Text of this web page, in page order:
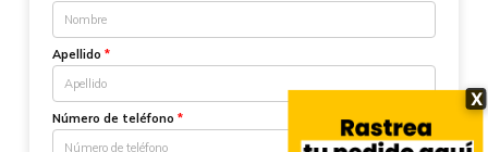
X
Apellido *
Número de teléfono *